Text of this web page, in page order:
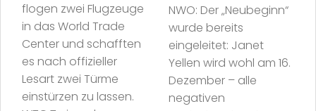
flogen zwei Flugzeuge
in das World Trade
Center und schafften
es nach offizieller
Lesart zwei Türme
einstürzen zu lassen.
NWO: Der „Neubeginn“
wurde bereits
eingeleitet: Janet
Yellen wird wohl am 16.
Dezember – alle
negativen